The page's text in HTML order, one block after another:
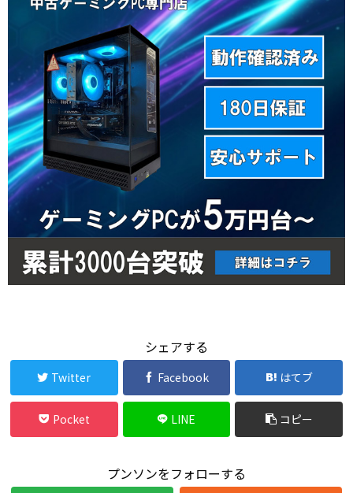
シェアする
Twitter Facebook はてブ
Pocket LINE コピー
プンソンをフォローする